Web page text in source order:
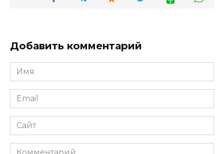
Добавить комментарий
Имя
*
Email
*
Сайт
Комментарий